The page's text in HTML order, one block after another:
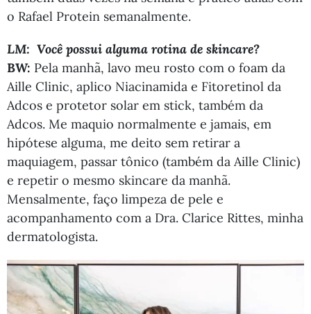
o Rafael Protein semanalmente.
LM: Você possui alguma rotina de skincare?
BW: Pela manhã, lavo meu rosto com o foam da
Aille Clinic, aplico Niacinamida e Fitoretinol da
Adcos e protetor solar em stick, também da
Adcos. Me maquio normalmente e jamais, em
hipótese alguma, me deito sem retirar a
maquiagem, passar tônico (também da Aille Clinic)
e repetir o mesmo skincare da manhã.
Mensalmente, faço limpeza de pele e
acompanhamento com a Dra. Clarice Rittes, minha
dermatologista.